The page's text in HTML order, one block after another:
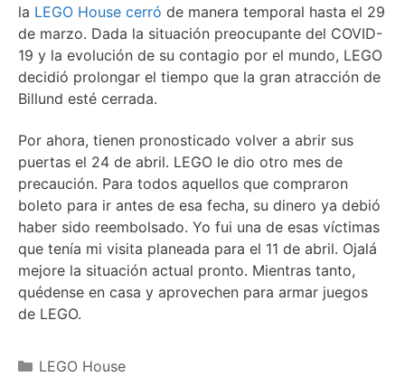
la LEGO House cerró de manera temporal hasta el 29
de marzo. Dada la situación preocupante del COVID-
19 y la evolución de su contagio por el mundo, LEGO
decidió prolongar el tiempo que la gran atracción de
Billund esté cerrada.
Por ahora, tienen pronosticado volver a abrir sus
puertas el 24 de abril. LEGO le dio otro mes de
precaución. Para todos aquellos que compraron
boleto para ir antes de esa fecha, su dinero ya debió
haber sido reembolsado. Yo fui una de esas víctimas
que tenía mi visita planeada para el 11 de abril. Ojalá
mejore la situación actual pronto. Mientras tanto,
quédense en casa y aprovechen para armar juegos
de LEGO.
Categories
LEGO House